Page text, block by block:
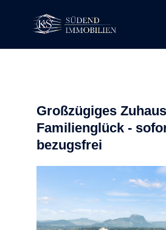
Großzügiges
Familienglück -
bezugsfrei